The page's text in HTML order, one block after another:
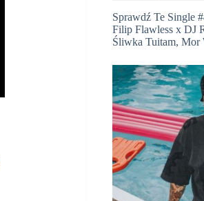
Sprawdź Te Single
Filip Flawless x DJ
Śliwka Tuitam, Mor